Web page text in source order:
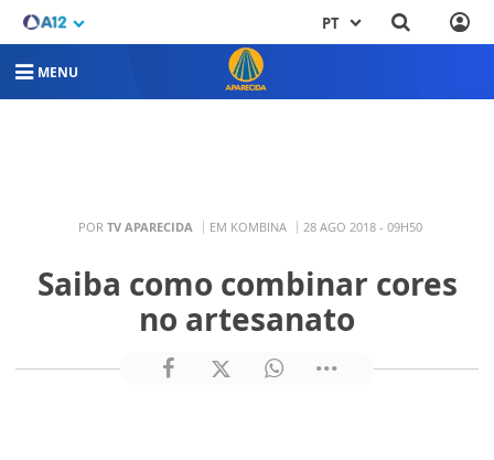
PT
MENU
POR TV APARECIDA EM KOMBINA 28 AGO 2018 - 09H50
Saiba como combinar cores
no artesanato